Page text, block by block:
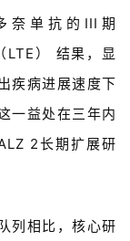
奈单抗的III期
LTE） 结果，显
疾病进展速度下
一益处在三年内
2长期扩展研
列相比，核心研